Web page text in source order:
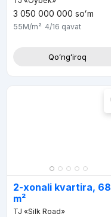
3 050 000 000 soʻm
55M/m² 4/16 qavat
Qoʻngʻiroq
2-xonali kvartira, 68
m²
TJ «Silk Road»